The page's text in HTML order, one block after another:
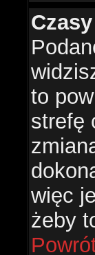
to
strefę
więc
żeby